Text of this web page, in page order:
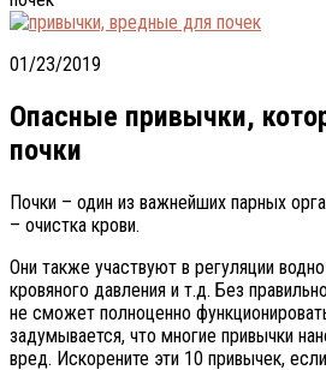
01/23/2019
Опасные привычки,
почки
Почки – один из важнейших парных
– очистка крови.
Они также участвуют в регуляции
кровяного давления и т.д. Без
не сможет полноценно
задумывается, что многие привычки
вред. Искорените эти 10 привычек,